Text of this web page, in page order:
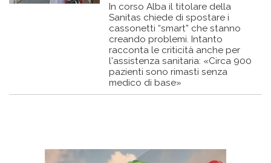
In corso Alba il titolare della
Sanitas chiede di spostare i
cassonetti “smart” che stanno
creando problemi. Intanto
racconta le criticità anche per
l'assistenza sanitaria: «Circa 900
pazienti sono rimasti senza
medico di base»